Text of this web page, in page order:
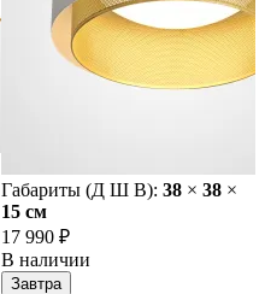
Габариты (Д Ш В): 38 × 38 ×
15 cм
17 990 ₽
В наличии
Завтра